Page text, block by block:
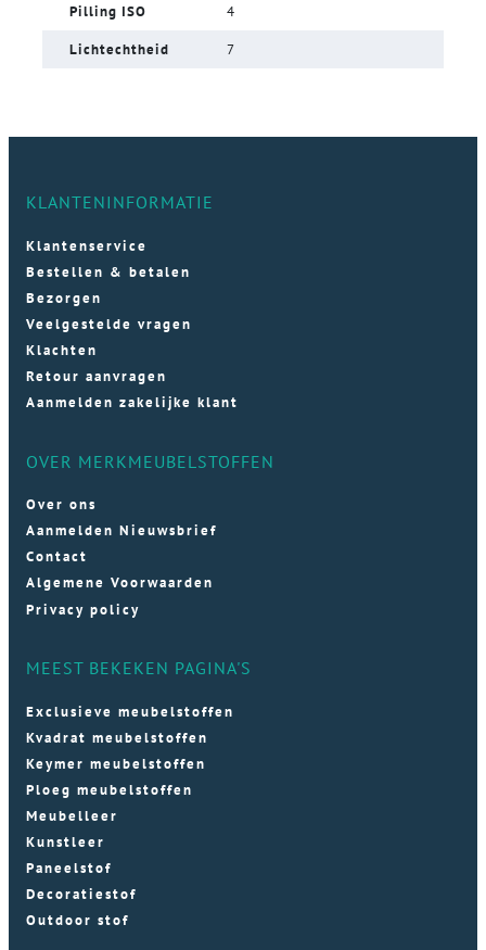
Pilling ISO 4
Lichtechtheid 7
KLANTENINFORMATIE
Klantenservice
Bestellen & betalen
Bezorgen
Veelgestelde vragen
Klachten
Retour aanvragen
Aanmelden zakelijke klant
OVER MERKMEUBELSTOFFEN
Over ons
Aanmelden Nieuwsbrief
Contact
Algemene Voorwaarden
Privacy policy
MEEST BEKEKEN PAGINA'S
Exclusieve meubelstoffen
Kvadrat meubelstoffen
Keymer meubelstoffen
Ploeg meubelstoffen
Meubelleer
Kunstleer
Paneelstof
Decoratiestof
Outdoor stof